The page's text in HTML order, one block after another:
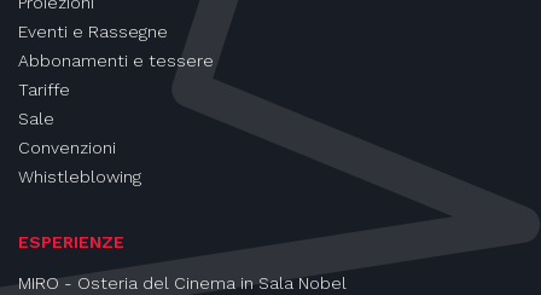
Eventi e Rassegne
Abbonamenti e tessere
Tariffe
Sale
Convenzioni
Whistleblowing
ESPERIENZE
MIRO - Osteria del Cinema in Sala Nobel